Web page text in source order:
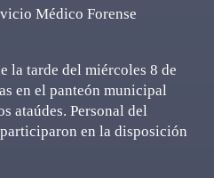
Médico Forense
la tarde del miércoles 8 de
en el panteón municipal
ataúdes. Personal del
en la disposición